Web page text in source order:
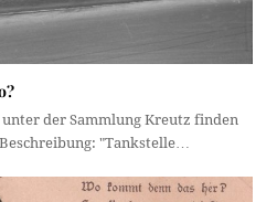
der Sammlung Kreutz finden
"Tankstelle…